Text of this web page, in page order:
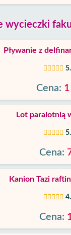
wycieczki
Pływanie z
Cena:
Lot paralotnią
Cena:
Kanion Tazi
Cena: